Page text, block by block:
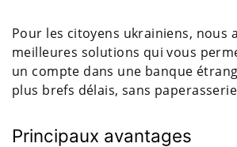
Pour les citoyens ukrainiens, nous
meilleures solutions qui vous
un compte dans une banque
plus brefs délais, sans
Principaux avantages